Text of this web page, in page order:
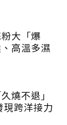
大「爆
高溫多濕
燒不退」
現跨洋接力